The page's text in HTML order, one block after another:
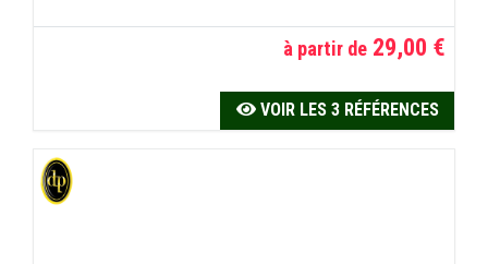
à partir de 29,00 €
VOIR LES 3 RÉFÉRENCES